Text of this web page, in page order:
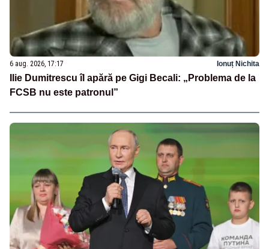
6 aug. 2026, 17:17 Ionuț Nichita
Ilie Dumitrescu îl apără pe Gigi Becali: „Problema de la
FCSB nu este patronul”